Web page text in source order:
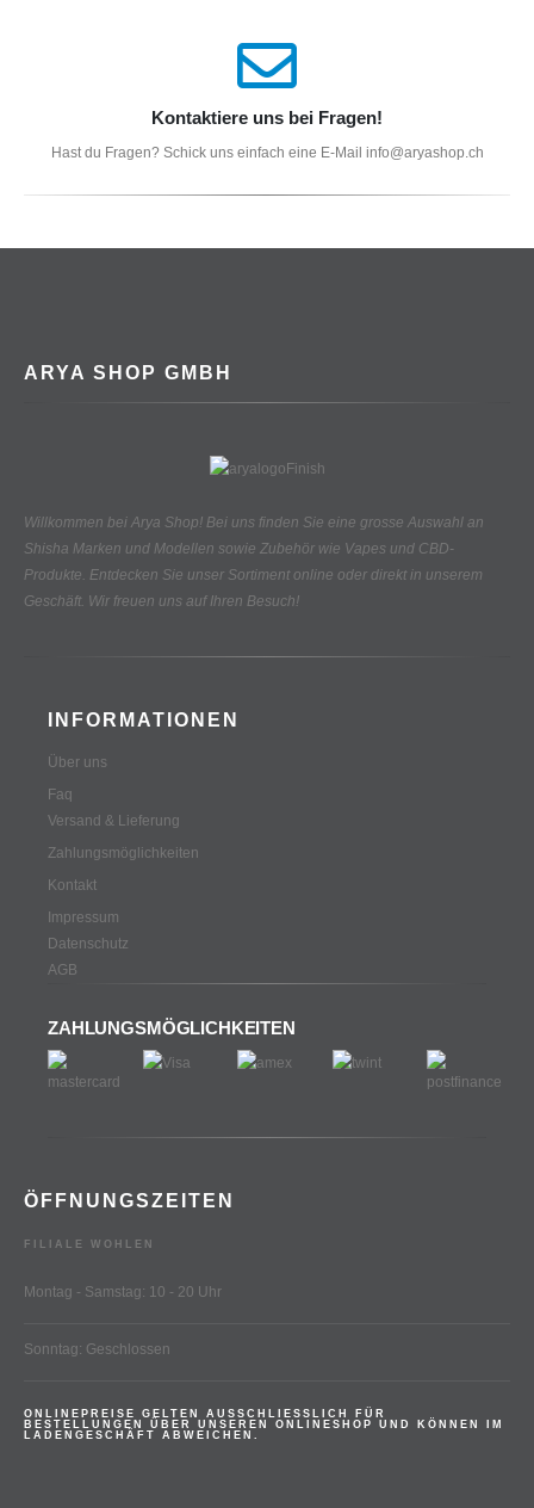
Kontaktiere uns bei Fragen!
Hast du Fragen? Schick uns einfach eine E-Mail info@aryashop.ch
ARYA SHOP GMBH
Willkommen bei Arya Shop! Bei uns finden Sie eine grosse Auswahl an
Shisha Marken und Modellen sowie Zubehör wie Vapes und CBD-
Produkte. Entdecken Sie unser Sortiment online oder direkt in unserem
Geschäft. Wir freuen uns auf Ihren Besuch!
INFORMATIONEN
Über uns
Faq
Versand & Lieferung
Zahlungsmöglichkeiten
Kontakt
Impressum
Datenschutz
AGB
ZAHLUNGSMÖGLICHKEITEN
ÖFFNUNGSZEITEN
FILIALE WOHLEN
Montag - Samstag: 10 - 20 Uhr
Sonntag: Geschlossen
ONLINEPREISE GELTEN AUSSCHLIESSLICH FÜR
BESTELLUNGEN ÜBER UNSEREN ONLINESHOP UND KÖNNEN IM
LADENGESCHÄFT ABWEICHEN.